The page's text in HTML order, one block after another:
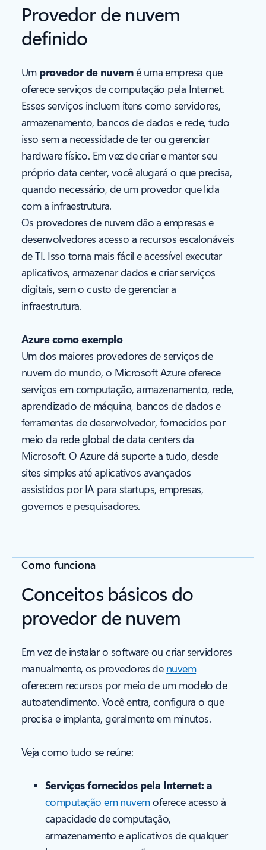
Provedor de nuvem
definido
Um provedor de nuvemé uma empresa que
oferece serviços de computação pela Internet.
Esses serviços incluem itens como servidores,
armazenamento, bancos de dados e rede, tudo
isso sem a necessidade de ter ou gerenciar
hardware físico. Em vez de criar e manter seu
próprio data center, você alugará o que precisa,
quando necessário, de um provedor que lida
com a infraestrutura.
Os provedores de nuvem dão a empresas e
desenvolvedores acesso a recursos escalonáveis
de TI. Isso torna mais fácil e acessível executar
aplicativos, armazenar dados e criar serviços
digitais, sem o custo de gerenciar a
infraestrutura.
Azure como exemplo
Um dos maiores provedores de serviços de
nuvem do mundo, o Microsoft Azure oferece
serviços em computação, armazenamento, rede,
aprendizado de máquina, bancos de dados e
ferramentas de desenvolvedor, fornecidos por
meio da rede global de data centers da
Microsoft. O Azure dá suporte a tudo, desde
sites simples até aplicativos avançados
assistidos por IA para startups, empresas,
governos e pesquisadores.
Como funciona
Conceitos básicos do
provedor de nuvem
Em vez de instalar o software ou criar servidores
manualmente, os provedores de nuvem
oferecem recursos por meio de um modelo de
autoatendimento. Você entra, configura o que
precisa e implanta, geralmente em minutos.
Veja como tudo se reúne:
Serviços fornecidos pela Internet: a
computação em nuvemoferece acesso à
capacidade de computação,
armazenamento e aplicativos de qualquer